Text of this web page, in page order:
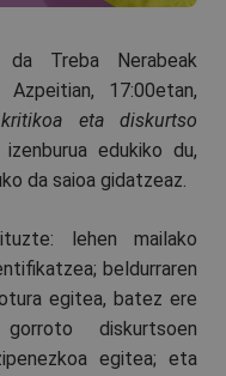
da Treba Nerabeak
17:00etan,
eta diskurtso
izenburua edukiko du,
da saioa gidatzeaz.
lehen mailako
beldurraren
egitea, batez ere
diskurtsoen
egitea; eta